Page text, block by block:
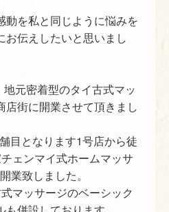
動を私と同じように悩みを
お伝えしたいと思いまし
元密着型のタイ古式マッ
店街に開業させて頂きまし
目となります1号店から徒
ェンマイ式ホームマッサ
業致しました。
マッサージのベーシック